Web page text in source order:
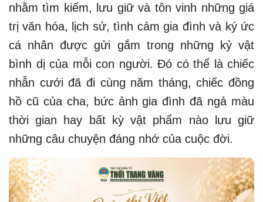
nhằm tìm kiếm, lưu giữ và tôn vinh những giá
trị văn hóa, lịch sử, tình cảm gia đình và ký ức
cá nhân được gửi gắm trong những kỷ vật
bình dị của mỗi con người. Đó có thể là chiếc
nhẫn cưới đã đi cùng năm tháng, chiếc đồng
hồ cũ của cha, bức ảnh gia đình đã ngả màu
thời gian hay bất kỳ vật phẩm nào lưu giữ
những câu chuyện đáng nhớ của cuộc đời.